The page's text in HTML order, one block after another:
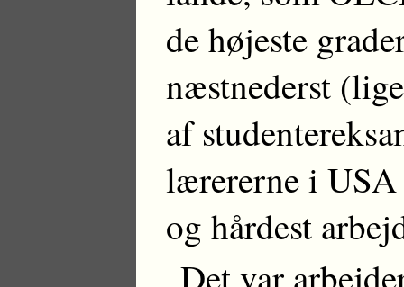
de højeste
næstnederst
af
lærererne i USA
og hårdest
Det var